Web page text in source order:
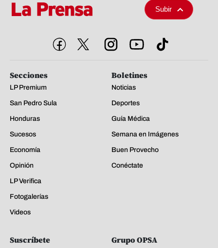
Subir
Secciones
LP Premium
San Pedro Sula
Honduras
Sucesos
Economía
Opinión
LP Verifica
Fotogalerías
Videos
Boletines
Noticias
Deportes
Guía Médica
Semana en Imágenes
Buen Provecho
Conéctate
Suscríbete Grupo OPSA